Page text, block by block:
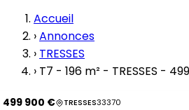
Accueil
›Annonces
› TRESSES
› T7 - 196 m² - TRESSES -
499 900 € TRESSES33370